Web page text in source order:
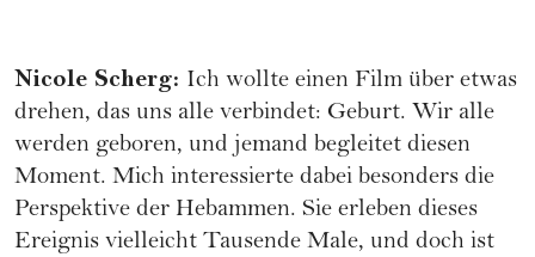
Nicole Scherg: Ich wollte einen Film über etwas
drehen, das uns alle verbindet: Geburt. Wir alle
werden geboren, und jemand begleitet diesen
Moment. Mich interessierte dabei besonders die
Perspektive der Hebammen. Sie erleben dieses
Ereignis vielleicht Tausende Male, und doch ist